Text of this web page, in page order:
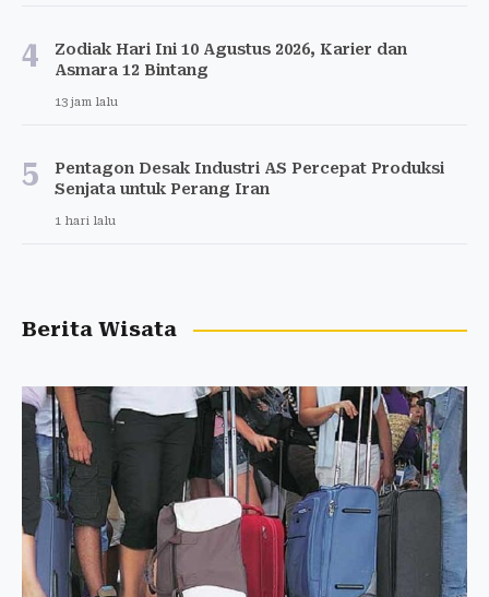
4
Zodiak Hari Ini 10 Agustus 2026, Karier dan
Asmara 12 Bintang
13 jam lalu
5
Pentagon Desak Industri AS Percepat Produksi
Senjata untuk Perang Iran
1 hari lalu
Berita Wisata